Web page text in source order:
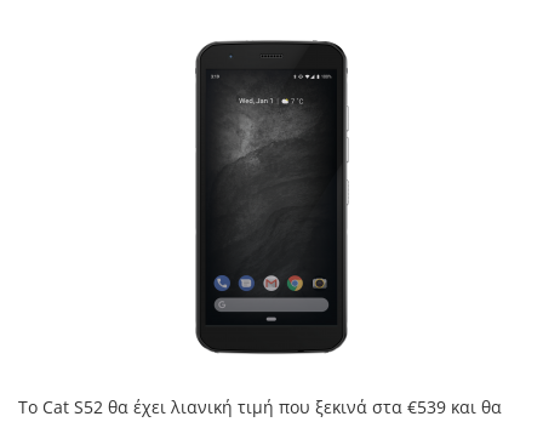
Το Cat S52 θα έχει λιανική τιμή που ξεκινά στα €539 και θα